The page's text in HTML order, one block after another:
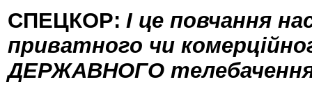
СПЕЦКОР: І це повчання
приватного чи
ДЕРЖАВНОГО